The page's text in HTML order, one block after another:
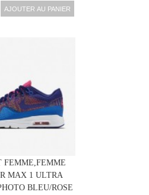
AJOUTER AU PANIER
FEMME,FEMME
MAX 1 ULTRA
BLEU/ROSE